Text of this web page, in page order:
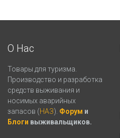
О Нас
Товары для туризма.
Производство и разработка
средств выживания и
носимых аварийных
запасов (НАЗ). Форум и
Блоги выживальщиков.